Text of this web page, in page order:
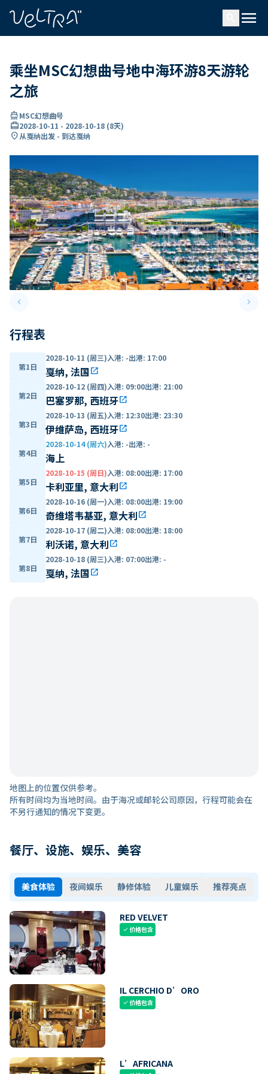
menu
乘坐MSC幻想曲号地中海环游8天游轮
之旅
directions_boatMSC幻想曲号
card_travel2028-10-11 - 2028-10-18 (8天)
location_on从戛纳出发 - 到达戛纳
keyboard_arrow_leftPrevious slide keyboard_arrow_right
行程表
第1日
2028-10-11 (周三)入港: -出港: 17:00
戛纳, 法国open_in_new
第2日
2028-10-12 (周四)入港: 09:00出港: 21:00
巴塞罗那, 西班牙open_in_new
第3日
2028-10-13 (周五)入港: 12:30出港: 23:30
伊维萨岛, 西班牙open_in_new
第4日
2028-10-14 (周六)入港: -出港: -
海上
第5日
2028-10-15 (周日)入港: 08:00出港: 17:00
卡利亚里, 意大利open_in_new
第6日
2028-10-16 (周一)入港: 08:00出港: 19:00
奇维塔韦基亚, 意大利open_in_new
第7日
2028-10-17 (周二)入港: 08:00出港: 18:00
利沃诺, 意大利open_in_new
第8日
2028-10-18 (周三)入港: 07:00出港: -
戛纳, 法国open_in_new
地图上的位置仅供参考。
所有时间均为当地时间。由于海况或邮轮公司原因，行程可能会在
不另行通知的情况下变更。
餐厅、设施、娱乐、美容
美食体验 夜间娱乐 静修体验 儿童娱乐 推荐亮点
RED VELVET
check价格包含
IL CERCHIO D’ORO
check价格包含
L’AFRICANA